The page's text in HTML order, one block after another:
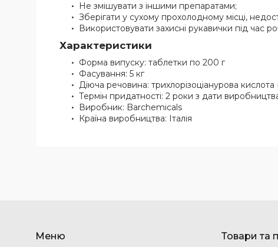
Не змішувати з іншими препаратами;
Зберігати у сухому прохолодному місці,
Використовувати захисні рукавички під час
Характеристики
Форма випуску: таблетки по 200 г
Фасування: 5 кг
Діюча речовина: трихлорізоціанурова
Термін придатності: 2 роки з дати
Виробник: Barchemicals
Країна виробництва: Італія
Меню Товари та